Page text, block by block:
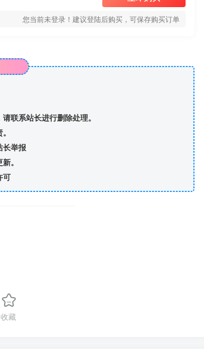
您当前未登录！建议登陆后购买，可保存购买订单
联系站长进行删除处理。
长举报
。
可
收藏